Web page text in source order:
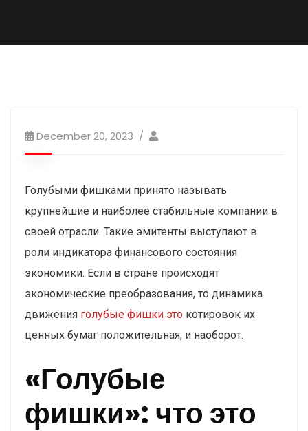
December 20, 2023
Голубыми фишками принято называть
крупнейшие и наиболее стабильные компании в
своей отрасли. Такие эмитенты выступают в
роли индикатора финансового состояния
экономики. Если в стране происходят
экономические преобразования, то динамика
движения голубые фишки это котировок их
ценных бумаг положительная, и наоборот.
«Голубые
фишки»: что это